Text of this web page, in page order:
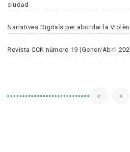
ciudad
Narratives Digitals per abordar la
Revista CCK número 19 (Gener/Abril
« »